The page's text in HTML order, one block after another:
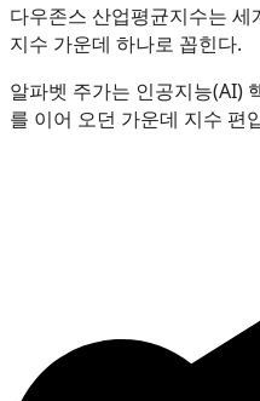
다우존스 산업평균지수는
지수 가운데 하나로 꼽힌다.
알파벳 주가는 인공지능(AI)
를 이어 오던 가운데 지수 편